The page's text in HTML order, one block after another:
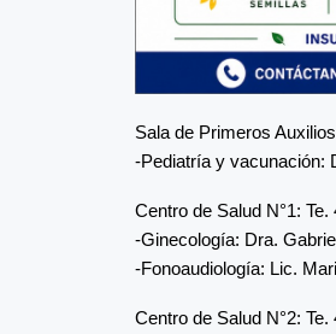
Sala de Primeros
-Pediatría y vacunación:
Centro de Salud N°1: Te.
-Ginecología: Dra.
-Fonoaudiología: Lic.
Centro de Salud N°2: Te.